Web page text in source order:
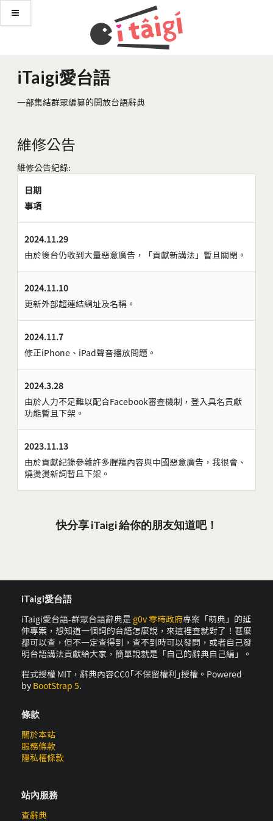
iTaigi愛台語
一部集結群眾編纂的開放台語辭典
維修公告
維修公告紀錄:
日期
事項
2024.11.29
由於後台仍收到大量惡意廣告，「貢獻新講法」暫且關閉。
2024.11.10
更新外部超連結網址及名稱。
2024.11.7
修正iPhone、iPad聲音播放問題。
2024.3.28
由於人力不足難以配合Facebook審查機制，登入具名貢獻
功能暫且下架。
2023.11.13
由於貢獻紀錄參雜許多腥羶內容與中國惡意廣告，我很會、
燒燙燙新詞暫且下架。
快分享 iTaigi 給你的朋友知道吧！
iTaigi愛台語
iTaigi愛台語-群眾台語辭典是 g0v 零時政府專案「萌典」的延
伸專案，想知道一個詞的台語怎麼說，來這裡查就對了！甚麼
都可以查，但不一定查得到，查不到時可以發問，或者自己發
明台語講法貢獻給大家，簡單說就是「自己的辭典自己編」。
程式授權 MIT，辭典內容CC0｢不保留權利｣授權。Powered
by BootStrap 5.
條款
關於本站
服務條款
隱私權條款
站內服務
查辭典